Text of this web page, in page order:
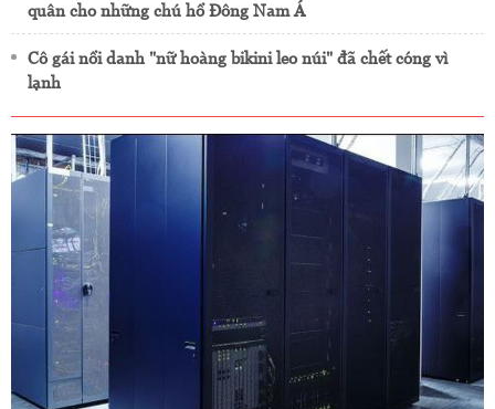
quân cho những chú hổ Đông Nam Á
Cô gái nổi danh "nữ hoàng bikini leo núi" đã chết cóng vì
lạnh